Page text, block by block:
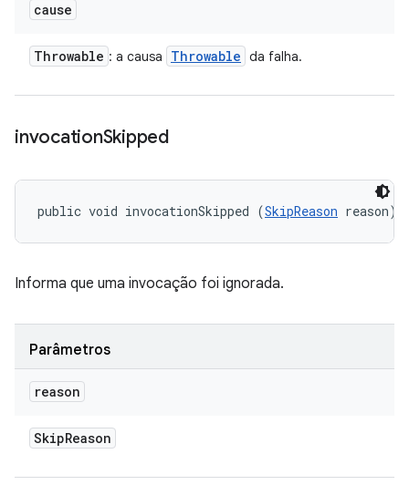
cause
Throwable : a causa Throwable da falha.
invocationSkipped
public void invocationSkipped (SkipReason reason)
Informa que uma invocação foi ignorada.
Parâmetros
reason
SkipReason